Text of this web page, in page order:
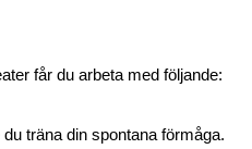
får du arbeta med följande:
träna din spontana förmåga.